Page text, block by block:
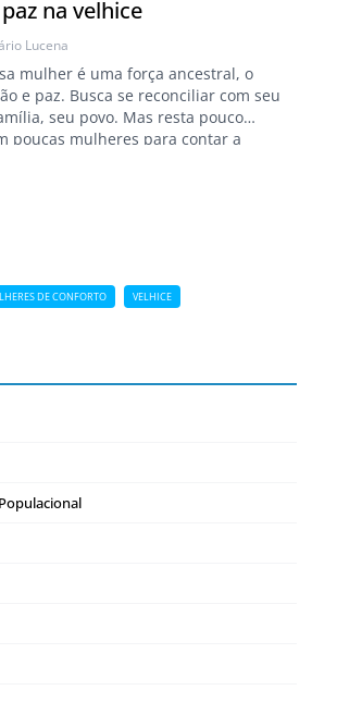
na velhice
Lucena
mulher é uma força ancestral, o
e paz. Busca se reconciliar com seu
seu povo. Mas resta pouco
poucas mulheres para contar a
DE CONFORTO VELHICE